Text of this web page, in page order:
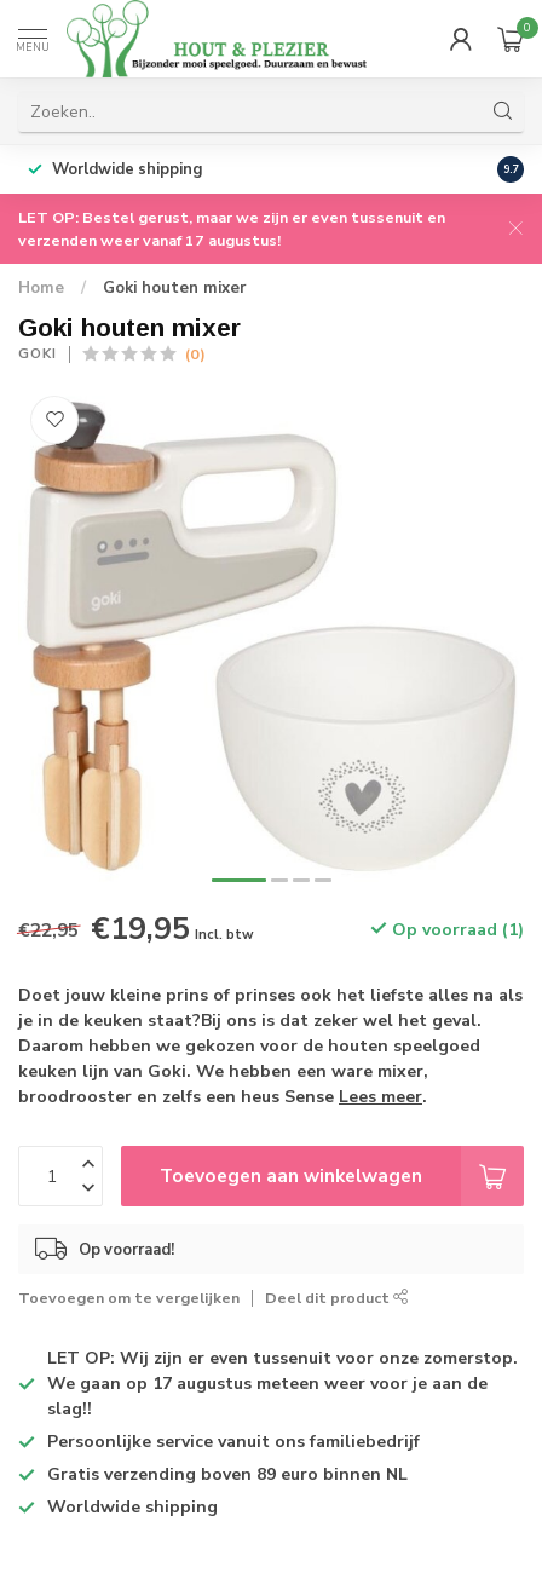
MENU
0
Worldwide shipping 9.7
LET OP: Bestel gerust, maar we zijn er even tussenuit en
verzenden weer vanaf 17 augustus!
Home / Goki houten mixer
Goki houten mixer
GOKI (0)
€22,95 €19,95 Incl. btw Op voorraad (1)
Doet jouw kleine prins of prinses ook het liefste alles na als
je in de keuken staat?Bij ons is dat zeker wel het geval.
Daarom hebben we gekozen voor de houten speelgoed
keuken lijn van Goki. We hebben een ware mixer,
broodrooster en zelfs een heus Sense Lees meer.
Toevoegen aan winkelwagen
Op voorraad!
Toevoegen om te vergelijken Deel dit product
LET OP: Wij zijn er even tussenuit voor onze zomerstop.
We gaan op 17 augustus meteen weer voor je aan de
slag!!
Persoonlijke service vanuit ons familiebedrijf
Gratis verzending boven 89 euro binnen NL
Worldwide shipping